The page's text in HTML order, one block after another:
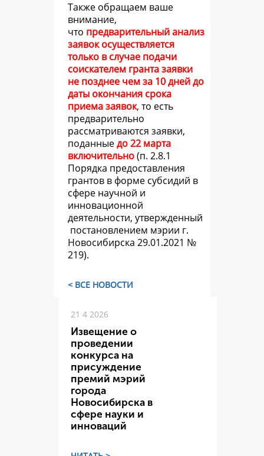
Также обращаем ваше
внимание,
что предварительный анализ
заявок осуществляется
только в случае подачи
соискателем гранта заявки
не позднее чем за 10 дней до
даты окончания срока
приема заявок, то есть
предварительно
рассматриваются заявки,
поданныедо 22 марта
включительно(п. 2.8.1
Порядка предоставления
грантов в форме субсидий в
сфере научной и
инновационной
деятельности, утвержденный
постановлением мэрии г.
Новосибирска 29.01.2021 №
219).
< ВСЕ НОВОСТИ
21 4 2026
Извещение о
проведении
конкурса на
присуждение
премий мэрий
города
Новосибирска в
сфере науки и
инноваций